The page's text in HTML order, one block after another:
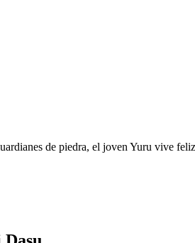
de piedra, el joven Yuru vive